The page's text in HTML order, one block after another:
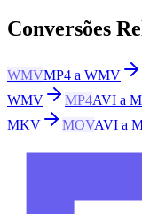
Conversões
WMVMP4 a WMV
WMV
MP4AVI a
MKV
MOVAVI a